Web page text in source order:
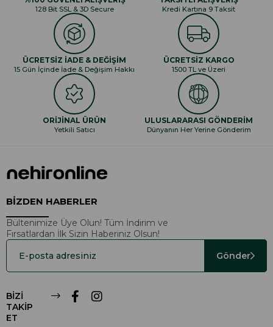
128 Bit SSL & 3D Secure Kredi Kartına 9 Taksit
ÜCRETSİZ İADE & DEĞİŞİM
15 Gün İçinde İade & Değişim Hakkı
ÜCRETSİZ KARGO
1500 TL ve Üzeri
ORİJİNAL ÜRÜN
Yetkili Satıcı
ULUSLARARASI GÖNDERİM
Dünyanın Her Yerine Gönderim
BİZDEN HABERLER
Bültenimize Üye Olun! Tüm İndirim ve
Fırsatlardan İlk Sizin Haberiniz Olsun!
Gönder
BİZİ
TAKİP
ET